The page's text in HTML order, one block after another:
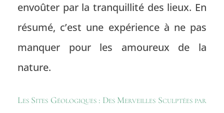
envoûter par la tranquillité des lieux. En
résumé, c’est une expérience à ne pas
manquer pour les amoureux de la
nature.
Les Sites Géologiques : Des Merveilles Sculptées par